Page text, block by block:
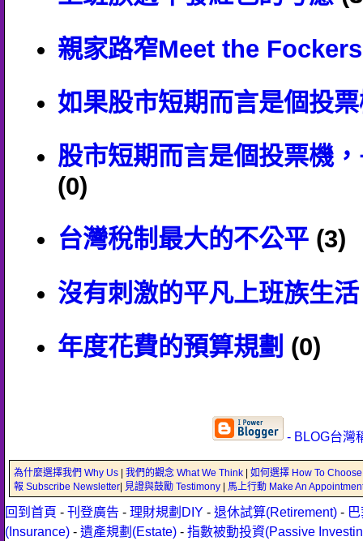
親家路窄Meet the Fockers
如果股市短期而言是個投
股市短期而言是個投票機
(0)
台灣稅制最大的不公平 (3)
沒有刺激的平凡上班族生活
年度花費的預算規劃 (0)
- BLOG台灣
為什麼選擇我們 Why Us 我們的觀念 What We Think 如何選擇 How To Choose
報 Subscribe Newsletter 見證與鼓勵 Testimony 馬上行動 Make An
回到首頁 - 刊登廣告 - 理財規劃DIY - 退休試算(Retirement) -
(Insurance) - 遺產規劃(Estate) - 指數被動投資(Passive